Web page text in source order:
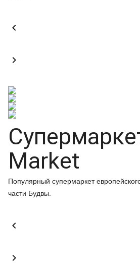


Market
Популярный супермаркет
части Будвы.

